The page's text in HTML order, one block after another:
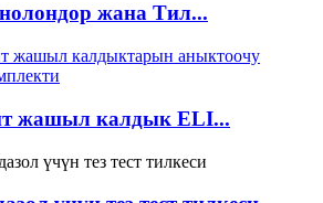
жана Тил...
жашыл калдык ELI...